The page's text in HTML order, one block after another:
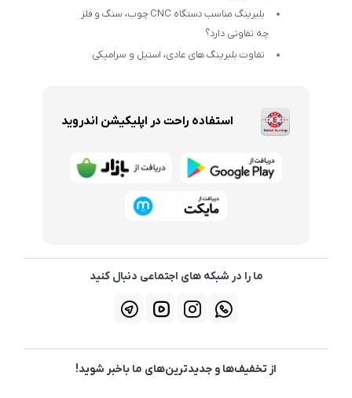
بلبرینگ مناسب دستگاه CNC چوب، سنگ و فلز
چه تفاوتی دارد؟
تفاوت بلبرینگ های عادی، استیل و سرامیکی
استفاده راحت در اپلیکیشن اندروید
ما را در شبکه های اجتماعی دنبال کنید
از تخفیف‌ها و جدیدترین‌های ما باخبر شوید!